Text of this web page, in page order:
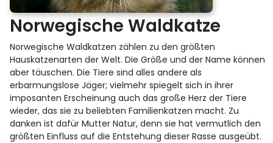
Norwegische Waldkatze
Norwegische Waldkatzen zählen zu den größten
Hauskatzenarten der Welt. Die Größe und der Name können
aber täuschen. Die Tiere sind alles andere als
erbarmungslose Jäger; vielmehr spiegelt sich in ihrer
imposanten Erscheinung auch das große Herz der Tiere
wieder, das sie zu beliebten Familienkatzen macht. Zu
danken ist dafür Mutter Natur, denn sie hat vermutlich den
größten Einfluss auf die Entstehung dieser Rasse ausgeübt.